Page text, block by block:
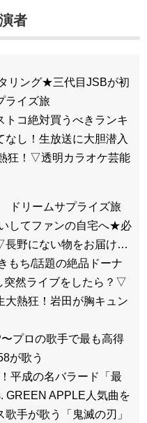
者
リング★三代目JSBが初
ライズ旅
トコ絶対買うべきランキ
なし！生放送に大胆潜入
狂！▽透明カラオケ芸能
ドリームサプライズ旅
してファンの自宅へ★必
長野にない物をお届け…
もち/話題の絶品ドーナ
突然ライブをしたら？▽
大熱狂！岩田が胸キュン
プロの歌手で最も高得
が歌う
平成の名バラード「最
GREEN APPLE人気曲を
手が歌う「鬼滅の刃」